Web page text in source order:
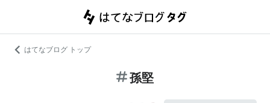
はてなブログ トップ
孫堅